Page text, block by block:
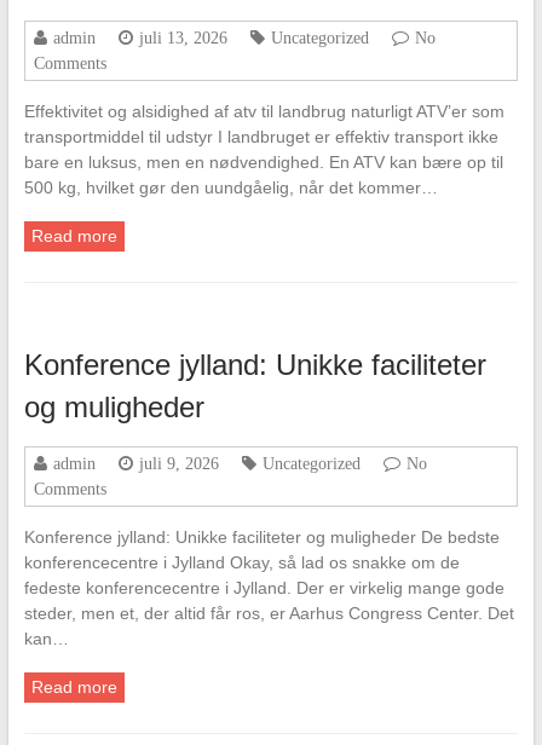
admin juli 13, 2026 Uncategorized
No
Comments
Effektivitet og alsidighed af atv til landbrug naturligt ATV’er som
transportmiddel til udstyr I landbruget er effektiv transport ikke
bare en luksus, men en nødvendighed. En ATV kan bære op til
500 kg, hvilket gør den uundgåelig, når det kommer…
Read more
Konference jylland: Unikke faciliteter
og muligheder
admin juli 9, 2026 Uncategorized
No
Comments
Konference jylland: Unikke faciliteter og muligheder De bedste
konferencecentre i Jylland Okay, så lad os snakke om de
fedeste konferencecentre i Jylland. Der er virkelig mange gode
steder, men et, der altid får ros, er Aarhus Congress Center. Det
kan…
Read more